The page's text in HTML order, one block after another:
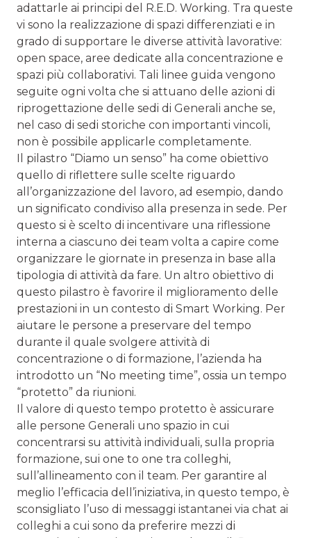
adattarle ai principi del R.E.D. Working. Tra queste
vi sono la realizzazione di spazi differenziati e in
grado di supportare le diverse attività lavorative:
open space, aree dedicate alla concentrazione e
spazi più collaborativi. Tali linee guida vengono
seguite ogni volta che si attuano delle azioni di
riprogettazione delle sedi di Generali anche se,
nel caso di sedi storiche con importanti vincoli,
non è possibile applicarle completamente.
Il pilastro “Diamo un senso” ha come obiettivo
quello di riflettere sulle scelte riguardo
all’organizzazione del lavoro, ad esempio, dando
un significato condiviso alla presenza in sede. Per
questo si è scelto di incentivare una riflessione
interna a ciascuno dei team volta a capire come
organizzare le giornate in presenza in base alla
tipologia di attività da fare. Un altro obiettivo di
questo pilastro è favorire il miglioramento delle
prestazioni in un contesto di Smart Working. Per
aiutare le persone a preservare del tempo
durante il quale svolgere attività di
concentrazione o di formazione, l’azienda ha
introdotto un “No meeting time”, ossia un tempo
“protetto” da riunioni.
Il valore di questo tempo protetto è assicurare
alle persone Generali uno spazio in cui
concentrarsi su attività individuali, sulla propria
formazione, sui one to one tra colleghi,
sull’allineamento con il team. Per garantire al
meglio l’efficacia dell’iniziativa, in questo tempo, è
sconsigliato l’uso di messaggi istantanei via chat ai
colleghi a cui sono da preferire mezzi di